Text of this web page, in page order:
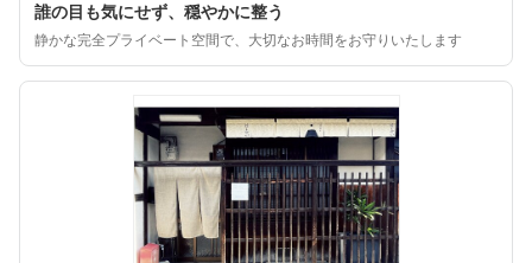
誰の目も気にせず、穏やかに整う
静かな完全プライベート空間で、大切なお時間をお守りいたします